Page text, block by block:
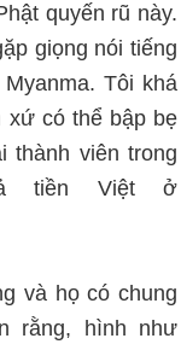
quyến rũ này.
giọng nói tiếng
Tôi khá
xứ có thể bập bẹ
thành viên trong
tiền Việt ở
và họ có chung
rằng, hình như